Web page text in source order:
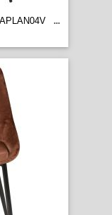
...